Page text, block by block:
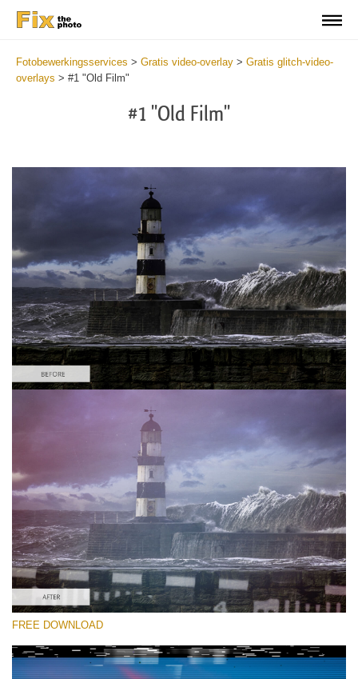
Fotobewerkingsservices > Gratis video-overlay > Gratis glitch-video-
overlays > #1 "Old Film"
#1 "Old Film"
Please select
Free Glitch Overlay #1
Glitch Effect
Free download
FREE DOWNLOAD